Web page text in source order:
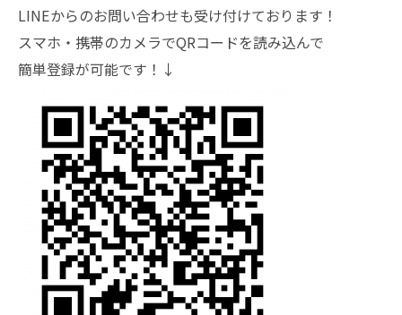
LINEからのお問い合わせも受け付けております！
スマホ・携帯のカメラでQRコードを読み込んで
簡単登録が可能です！↓